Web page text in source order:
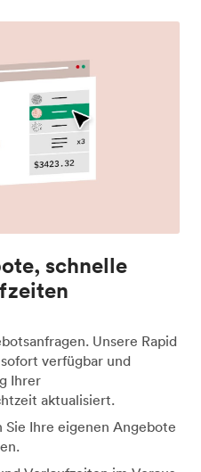
schnelle
Unsere Rapid
verfügbar und
Ihrer
aktualisiert.
Ihre eigenen Angebote